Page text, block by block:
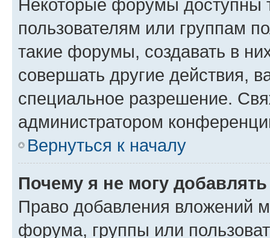
Некоторые форумы доступны
пользователям или группам
такие форумы, создавать в
совершать другие действия,
специальное разрешение.
администратором
Вернуться к началу
Почему я не могу
Право добавления вложений
форума, группы или